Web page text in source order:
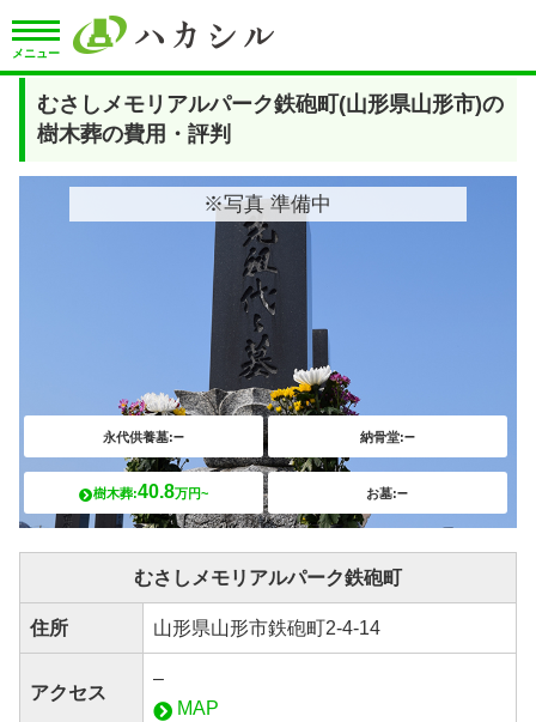
メニュー
むさしメモリアルパーク鉄砲町(山形県山形市)の
樹木葬の費用・評判
※写真 準備中
永代供養墓:– 納骨堂:–
樹木葬:40.8万円~ お墓:–
むさしメモリアルパーク鉄砲町
住所 山形県山形市鉄砲町2-4-14
アクセス
–
MAP